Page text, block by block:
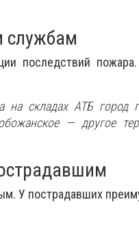
службам
последствий
складах АТБ город
— другое
У пострадавших